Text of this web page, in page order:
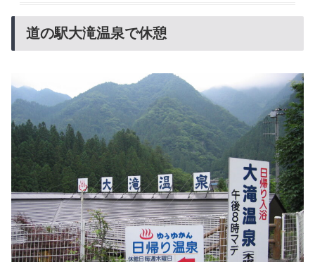
道の駅大滝温泉で休憩